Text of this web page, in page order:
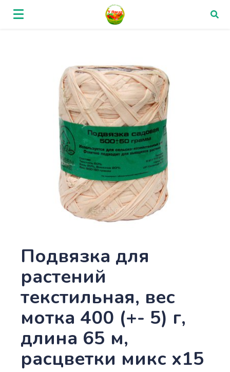
Подвязка для
растений
текстильная, вес
мотка 400 (+- 5) г,
длина 65 м,
расцветки микс х15